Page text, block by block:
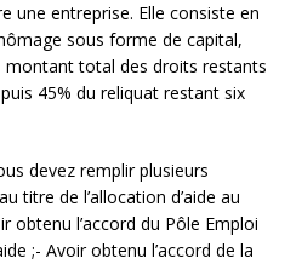
une entreprise. Elle consiste en
sous forme de capital,
montant total des droits restants
45% du reliquat restant six
devez remplir plusieurs
titre de l’allocation d’aide au
obtenu l’accord du Pôle Emploi
;- Avoir obtenu l’accord de la